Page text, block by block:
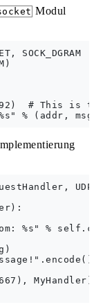
Modul
# This is
%s" %
MyHandler)